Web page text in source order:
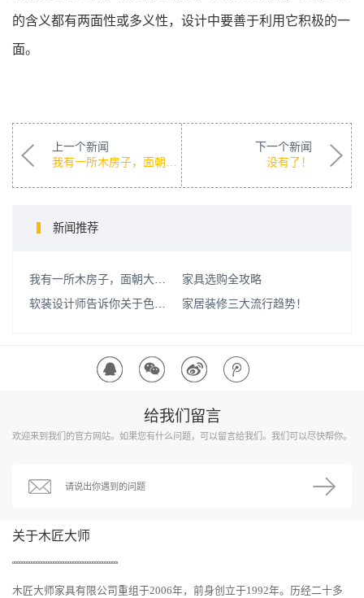
的含义都有两面性或多义性，设计中要善于利用它积极的一
面。
上一个新闻
我有一所木房子，面朝大海，春暖花开
下一个新闻
没有了！
新闻推荐
我有一所木房子，面朝大海，春暖花开
家具选购全攻略
软装设计师告诉你关于色彩的秘密！
家居装修三大流行趋势！
给我们留言
欢迎来到我们的官方网站。如果您有什么问题，可以留言给我们。我们可以尽快帮你。
关于木匠大师
木匠大师家具有限公司重组于2006年，前身创立于1992年。历经二十多